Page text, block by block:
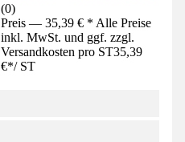
(0)
Preis — 35,39 € * Alle Preise
inkl. MwSt. und ggf. zzgl.
Versandkosten pro ST35,39
€*/ ST